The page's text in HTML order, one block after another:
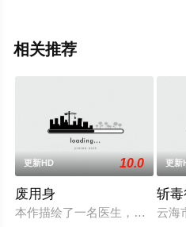
相关推荐
更新HD 10.0
废用身
本作描绘了一名医生，因一种
更新
斩
云海